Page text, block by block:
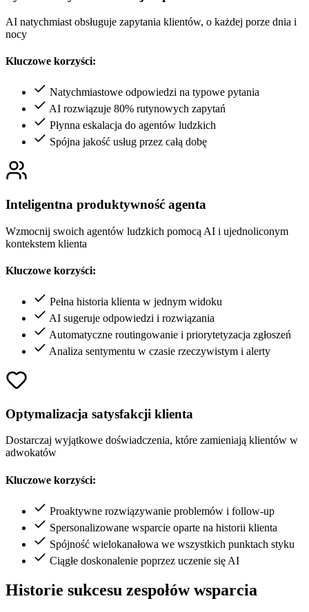
AI natychmiast obsługuje zapytania klientów, o każdej porze dnia i
nocy
Kluczowe korzyści:
Natychmiastowe odpowiedzi na typowe pytania
AI rozwiązuje 80% rutynowych zapytań
Płynna eskalacja do agentów ludzkich
Spójna jakość usług przez całą dobę
Inteligentna produktywność agenta
Wzmocnij swoich agentów ludzkich pomocą AI i ujednoliconym
kontekstem klienta
Kluczowe korzyści:
Pełna historia klienta w jednym widoku
AI sugeruje odpowiedzi i rozwiązania
Automatyczne routingowanie i priorytetyzacja zgłoszeń
Analiza sentymentu w czasie rzeczywistym i alerty
Optymalizacja satysfakcji klienta
Dostarczaj wyjątkowe doświadczenia, które zamieniają klientów w
adwokatów
Kluczowe korzyści:
Proaktywne rozwiązywanie problemów i follow-up
Spersonalizowane wsparcie oparte na historii klienta
Spójność wielokanałowa we wszystkich punktach styku
Ciągłe doskonalenie poprzez uczenie się AI
Historie sukcesu zespołów wsparcia